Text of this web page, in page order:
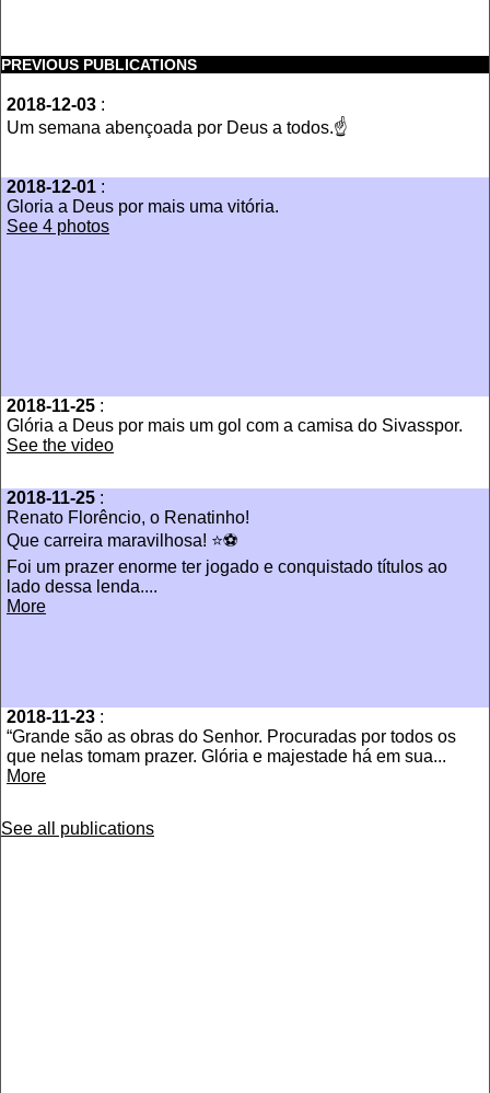
PREVIOUS PUBLICATIONS
2018-12-03 :
Um semana abençoada por Deus a todos.☝
2018-12-01 :
Gloria a Deus por mais uma vitória.
See 4 photos
2018-11-25 :
Glória a Deus por mais um gol com a camisa do Sivasspor.
See the video
2018-11-25 :
Renato Florêncio, o Renatinho!
Que carreira maravilhosa! ⭐⚽
Foi um prazer enorme ter jogado e conquistado títulos ao
lado dessa lenda....
More
2018-11-23 :
“Grande são as obras do Senhor. Procuradas por todos os
que nelas tomam prazer. Glória e majestade há em sua...
More
See all publications